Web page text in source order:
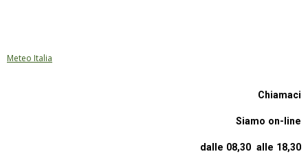
Meteo Italia
Chiamaci
Siamo on-line
dalle 08,30 alle 18,30